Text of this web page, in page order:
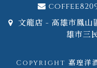
文龍店 - 高雄市鳳山
雄市三
Copyright 嘉瑝洋